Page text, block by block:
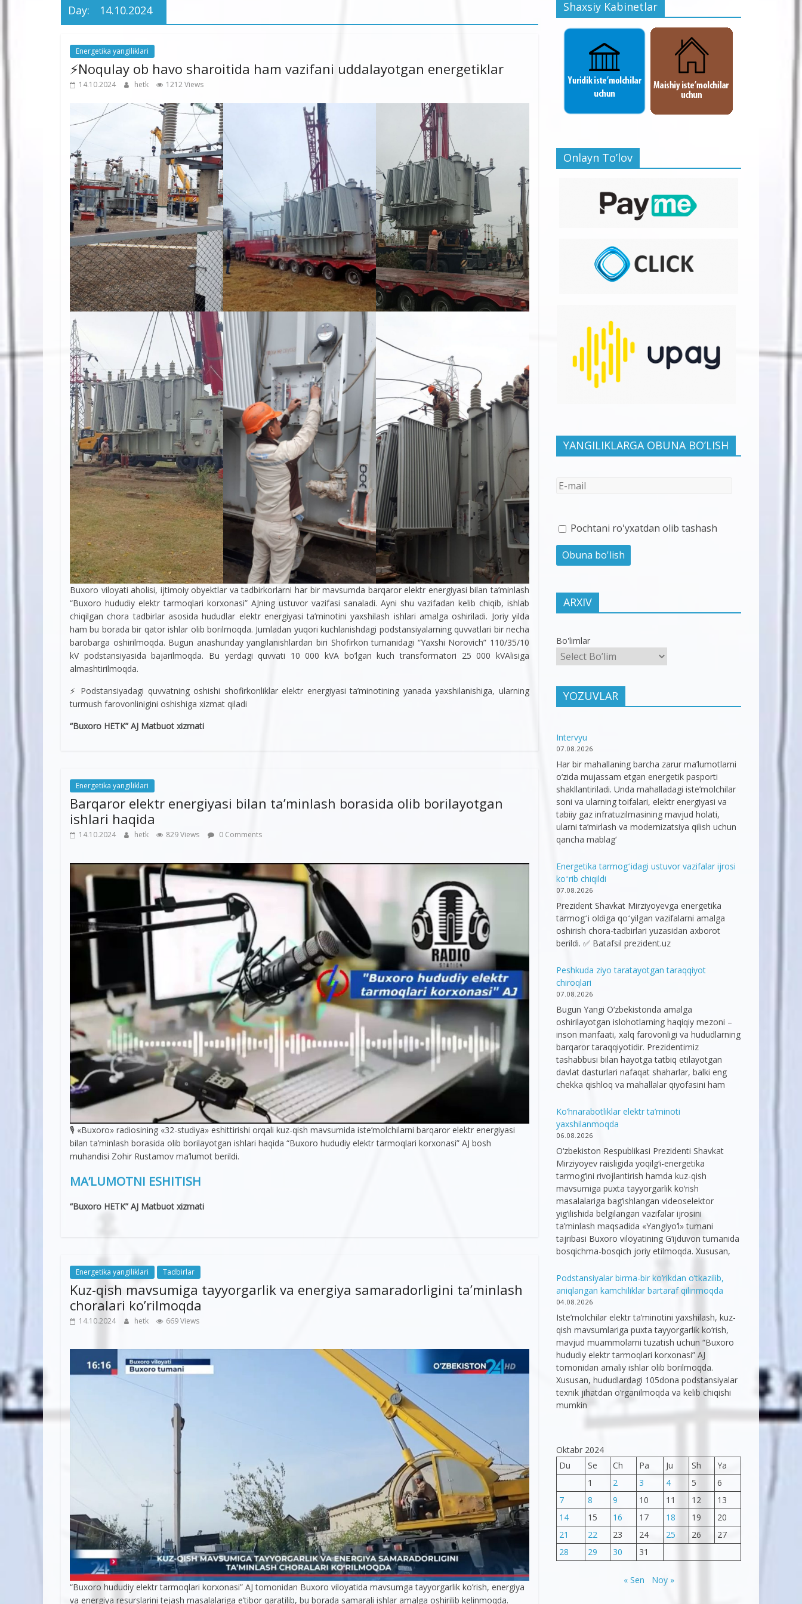
Day: 14.10.2024
Energetika yangiliklari
⚡️Noqulay ob havo sharoitida ham vazifani uddalayotgan energetiklar
14.10.2024 hetk 1212 Views
Buxoro viloyati aholisi, ijtimoiy obyektlar va tadbirkorlarni har bir mavsumda barqaror elektr energiyasi bilan ta’minlash
“Buxoro hududiy elektr tarmoqlari korxonasi” AJning ustuvor vazifasi sanaladi. Ayni shu vazifadan kelib chiqib, ishlab
chiqilgan chora tadbirlar asosida hududlar elektr energiyasi ta’minotini yaxshilash ishlari amalga oshiriladi. Joriy yilda
ham bu borada bir qator ishlar olib borilmoqda. Jumladan yuqori kuchlanishdagi podstansiyalarning quvvatlari bir necha
barobarga oshirilmoqda. Bugun anashunday yangilanishlardan biri Shofirkon tumanidagi “Yaxshi Norovich” 110/35/10
kV podstansiyasida bajarilmoqda. Bu yerdagi quvvati 10 000 kVA bo’lgan kuch transformatori 25 000 kVAlisiga
almashtirilmoqda.
⚡️ Podstansiyadagi quvvatning oshishi shofirkonliklar elektr energiyasi ta’minotining yanada yaxshilanishiga, ularning
turmush farovonlinigini oshishiga xizmat qiladi
“Buxoro HETK” AJ Matbuot xizmati
Energetika yangiliklari
Barqaror elektr energiyasi bilan ta’minlash borasida olib borilayotgan
ishlari haqida
14.10.2024 hetk 829 Views 0 Comments
🎙 «Buxoro» radiosining «32-studiya» eshittirishi orqali kuz-qish mavsumida iste’molchilarni barqaror elektr energiyasi
bilan ta’minlash borasida olib borilayotgan ishlari haqida “Buxoro hududiy elektr tarmoqlari korxonasi” AJ bosh
muhandisi Zohir Rustamov ma’lumot berildi.
MA’LUMOTNI ESHITISH
“Buxoro HETK” AJ Matbuot xizmati
Energetika yangiliklari Tadbirlar
Kuz-qish mavsumiga tayyorgarlik va energiya samaradorligini ta’minlash
choralari ko’rilmoqda
14.10.2024 hetk 669 Views
“Buxoro hududiy elektr tarmoqlari korxonasi” AJ tomonidan Buxoro viloyatida mavsumga tayyorgarlik ko’rish, energiya
va energiya resurslarini tejash masalalariga e’tibor qaratilib, bu borada samarali ishlar amalga oshirilib kelinmoqda.
Shaxsiy Kabinetlar
Onlayn To’lov
YANGILIKLARGA OBUNA BO’LISH
Pochtani ro'yxatdan olib tashash
ARXIV
Bo'limlar
YOZUVLAR
Intervyu
07.08.2026
Har bir mahallaning barcha zarur ma’lumotlarni
o‘zida mujassam etgan energetik pasporti
shakllantiriladi. Unda mahalladagi iste’molchilar
soni va ularning toifalari, elektr energiyasi va
tabiiy gaz infratuzilmasining mavjud holati,
ularni ta’mirlash va modernizatsiya qilish uchun
qancha mablag‘
Energetika tarmogʻidagi ustuvor vazifalar ijrosi
koʻrib chiqildi
07.08.2026
Prezident Shavkat Mirziyoyevga energetika
tarmogʻi oldiga qoʻyilgan vazifalarni amalga
oshirish chora-tadbirlari yuzasidan axborot
berildi. ✅ Batafsil prezident.uz
Peshkuda ziyo taratayotgan taraqqiyot
chiroqlari
07.08.2026
Bugun Yangi O‘zbekistonda amalga
oshirilayotgan islohotlarning haqiqiy mezoni –
inson manfaati, xalq farovonligi va hududlarning
barqaror taraqqiyotidir. Prezidentimiz
tashabbusi bilan hayotga tatbiq etilayotgan
davlat dasturlari nafaqat shaharlar, balki eng
chekka qishloq va mahallalar qiyofasini ham
Ko’hnarabotliklar elektr ta’minoti
yaxshilanmoqda
06.08.2026
O‘zbekiston Respublikasi Prezidenti Shavkat
Mirziyoyev raisligida yoqilg‘i-energetika
tarmog‘ini rivojlantirish hamda kuz-qish
mavsumiga puxta tayyorgarlik ko‘rish
masalalariga bag‘ishlangan videoselektor
yig‘ilishida belgilangan vazifalar ijrosini
ta’minlash maqsadida «Yangiyo‘l» tumani
tajribasi Buxoro viloyatining G‘ijduvon tumanida
bosqichma-bosqich joriy etilmoqda. Xususan,
Podstansiyalar birma-bir ko’rikdan o’tkazilib,
aniqlangan kamchiliklar bartaraf qilinmoqda
04.08.2026
Iste’molchilar elektr ta’minotini yaxshilash, kuz-
qish mavsumlariga puxta tayyorgarlik ko‘rish,
mavjud muammolarni tuzatish uchun “Buxoro
hududiy elektr tarmoqlari korxonasi” AJ
tomonidan amaliy ishlar olib borilmoqda.
Xususan, hududlardagi 105dona podstansiyalar
texnik jihatdan o’rganilmoqda va kelib chiqishi
mumkin
Oktabr 2024
Du
Se Ch Pa Ju Sh
Ya
1
2 3 4 5
6
7
8 9 10 11 12
13
14
15 16 17 18 19
20
21
22 23 24 25 26
27
28
29 30 31
« Sen Noy »